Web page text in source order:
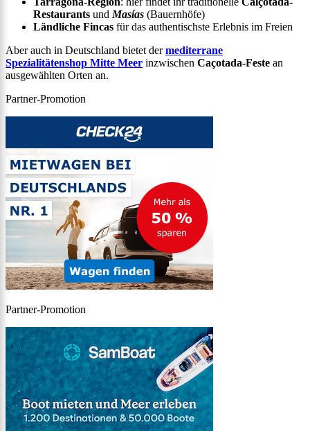
Restaurants und Masías (Bauernhöfe)
Ländliche Fincas für das authentischste Erlebnis im Freien
Aber auch in Deutschland bietet dermediterrane
Spezialitätenshop Mitte Meer inzwischen Caçotada-Feste an
ausgewählten Orten an.
Partner-Promotion
Partner-Promotion